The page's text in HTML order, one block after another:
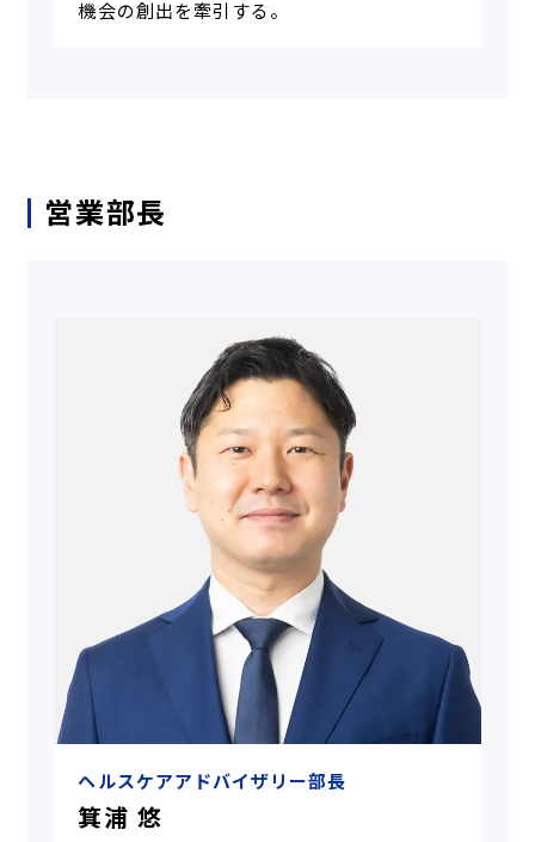
機会の創出を牽引する。
営業部長
ヘルスケアアドバイザリー部長
箕浦 悠